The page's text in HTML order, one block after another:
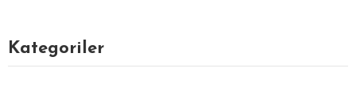
Kategoriler